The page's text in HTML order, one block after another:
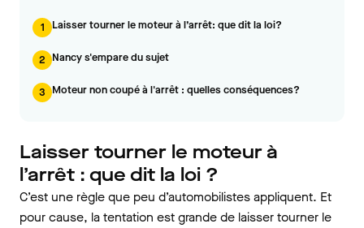
1 Laisser tourner le moteur à l’arrêt: que dit la loi?
2 Nancy s'empare du sujet
3 Moteur non coupé à l'arrêt : quelles conséquences?
Laisser tourner le moteur à
l’arrêt : que dit la loi ?
C’est une règle que peu d’automobilistes appliquent. Et
pour cause, la tentation est grande de laisser tourner le